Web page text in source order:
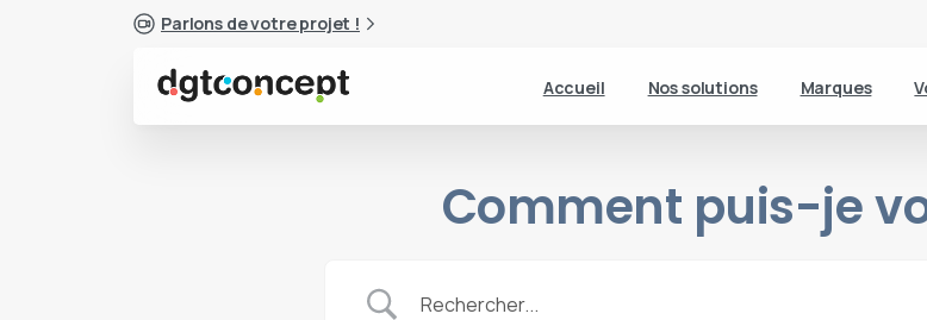
Parlons de votre projet !
Accueil Nos solutions Marques
Comment puis-je